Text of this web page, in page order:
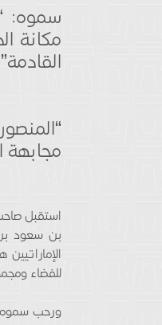
سموه:
مكانة
القادمة”
مجابهة
استقبل
بن سعود
للفضاء
ورحب سموه